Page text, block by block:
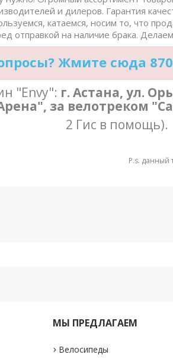
и дилеров. Гарантия
катаемся, носим то, что
отправкой на наличие брака.
Жмите сюда
"Envy": г. Астана, ул.
за велотреком
2 Гис в помощь).
P.s. данный
МЫ ПРЕДЛАГАЕМ
Велосипеды